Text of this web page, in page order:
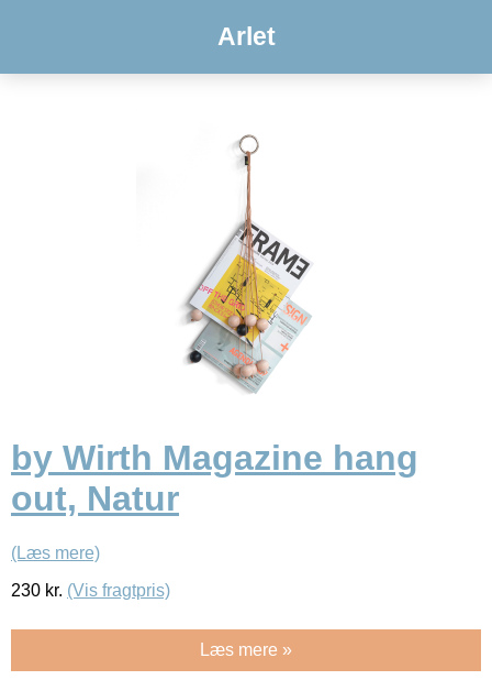
Arlet
by Wirth Magazine hang
out, Natur
(Læs mere)
230 kr. (Vis fragtpris)
Læs mere »